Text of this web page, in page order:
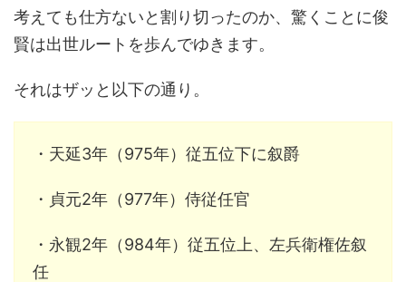
考えても仕方ないと割り切ったのか、驚くことに俊
賢は出世ルートを歩んでゆきます。
それはザッと以下の通り。
・天延3年（975年）従五位下に叙爵
・貞元2年（977年）侍従任官
・永観2年（984年）従五位上、左兵衛権佐叙
任